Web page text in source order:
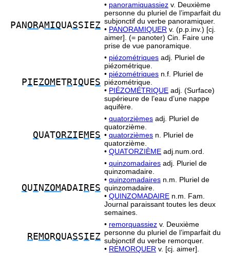
PAN ORAMIQUASSIEZ
• panoramiquassiez v. Deuxième
personne du pluriel de l’imparfait du
subjonctif du verbe panoramiquer.
• PANORAMIQUER v. (p.p.inv.) [cj.
aimer]. (= panoter) Cin. Faire une
prise de vue panoramique.
PI EZOM ETRIQUES
• piézométriques adj. Pluriel de
piézométrique.
• piézométriques n.f. Pluriel de
piézométrique.
• PIÉZOMÉTRIQUE adj. (Surface)
supérieure de l’eau d’une nappe
aquifère.
QUATORZI EM ES
• quatorzièmes adj. Pluriel de
quatorzième.
• quatorzièmes n. Pluriel de
quatorzième.
• QUATORZIÈME adj.num.ord.
QUI N ZOMADAI RES
• quinzomadaires adj. Pluriel de
quinzomadaire.
• quinzomadaires n.m. Pluriel de
quinzomadaire.
• QUINZOMADAIRE n.m. Fam.
Journal paraissant toutes les deux
semaines.
REMO RQUASSI EZ
• remorquassiez v. Deuxième
personne du pluriel de l’imparfait du
subjonctif du verbe remorquer.
• REMORQUER v. [cj. aimer].